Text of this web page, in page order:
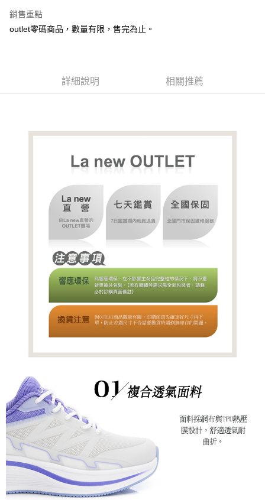
銷售重點
outlet零碼商品，數量有限，售完為止。
詳細說明 相關推薦